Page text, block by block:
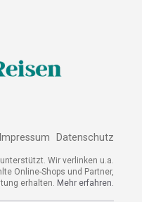
Impressum Datenschutz
Wir verlinken u.a.
Online-Shops und Partner,
erhalten. Mehr erfahren.